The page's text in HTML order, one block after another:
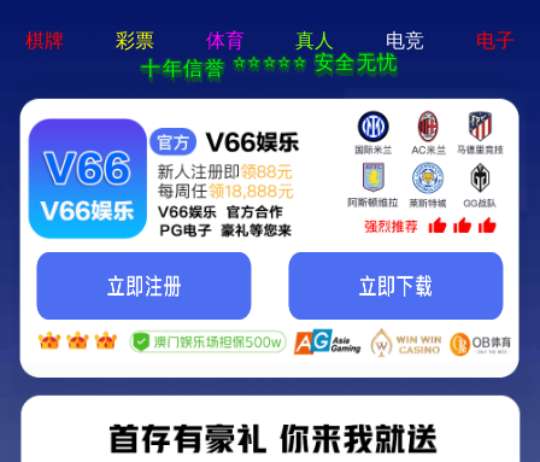
永利澳门手机网站-通用免费下载
EN
新闻资讯
帮助您实时了解蓝鸟动态 了解行业资讯